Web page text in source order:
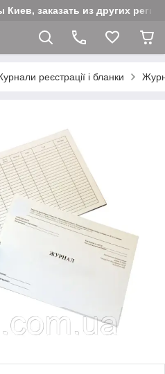
заказать из других
реєстрації і бланки